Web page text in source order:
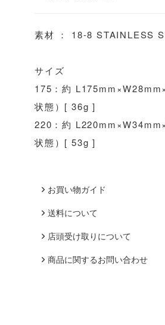
素材 ： 18-8 STAINLESS
サイズ
175：約
状態）[ 36g ]
220：約
状態）[ 53g ]
お買い物ガイド
送料について
店頭受け取りについて
商品に関するお問い合わせ